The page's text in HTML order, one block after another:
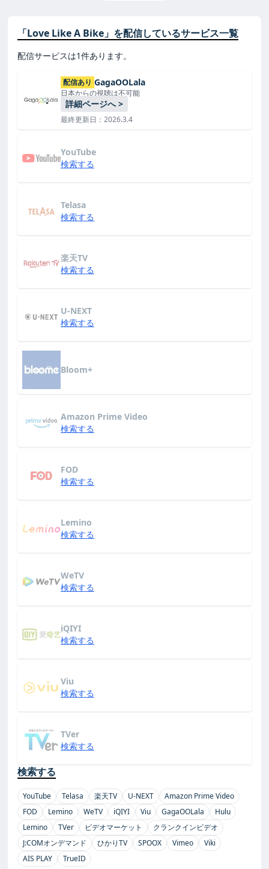
「Love Like A Bike」を配信しているサービス一覧
配信サービスは1件あります。
配信あり GagaOOLala
日本からの視聴は不可能
詳細ページへ >
最終更新日：2026.3.4
YouTube
検索する
Telasa
検索する
楽天TV
検索する
U-NEXT
検索する
Bloom+
Amazon Prime Video
検索する
FOD
検索する
Lemino
検索する
WeTV
検索する
iQIYI
検索する
Viu
検索する
TVer
検索する
検索する
YouTube Telasa 楽天TV U-NEXT
Amazon Prime Video
FOD
Lemino WeTV iQIYI Viu GagaOOLala
Hulu
Lemino
TVer ビデオマーケット
クランクインビデオ
J:COMオンデマンド
ひかりTV SPOOX Vimeo
Viki
AIS PLAY
TrueID